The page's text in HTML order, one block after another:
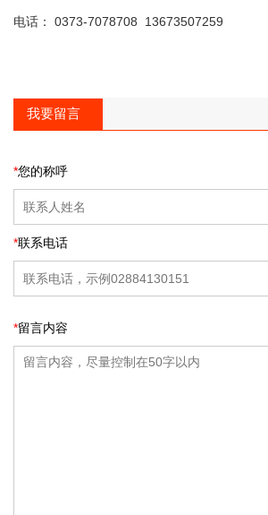
电话： 0373-7078708 13673507259
我要留言
*您的称呼
*联系电话
*留言内容